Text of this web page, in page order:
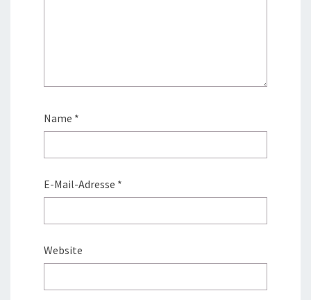
Name *
E-Mail-Adresse *
Website